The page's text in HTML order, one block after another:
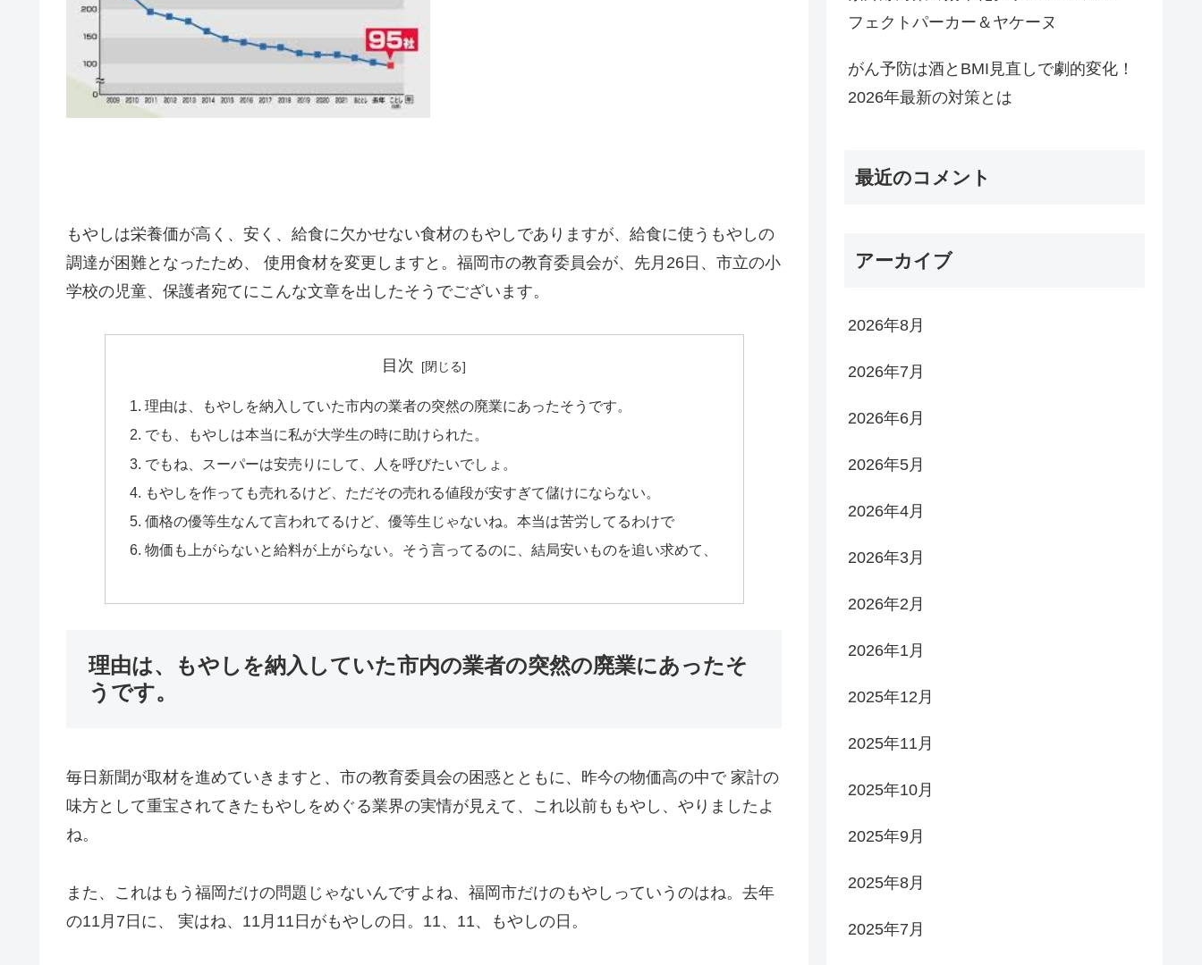
もやしは栄養価が高く、安く、給食に欠かせない食材のもやしでありますが、給食に使うもやしの
調達が困難となったため、 使用食材を変更しますと。福岡市の教育委員会が、先月26日、市立の小
学校の児童、保護者宛てにこんな文章を出したそうでございます。
目次
理由は、もやしを納入していた市内の業者の突然の廃業にあったそうです。
でも、もやしは本当に私が大学生の時に助けられた。
でもね、スーパーは安売りにして、人を呼びたいでしょ。
もやしを作っても売れるけど、ただその売れる値段が安すぎて儲けにならない。
価格の優等生なんて言われてるけど、優等生じゃないね。本当は苦労してるわけで
物価も上がらないと給料が上がらない。そう言ってるのに、結局安いものを追い求めて、
理由は、もやしを納入していた市内の業者の突然の廃業にあったそ
うです。
毎日新聞が取材を進めていきますと、市の教育委員会の困惑とともに、昨今の物価高の中で 家計の
味方として重宝されてきたもやしをめぐる業界の実情が見えて、これ以前ももやし、やりましたよ
ね。
また、これはもう福岡だけの問題じゃないんですよね、福岡市だけのもやしっていうのはね。去年
の11月7日に、 実はね、11月11日がもやしの日。11、11、もやしの日。
フェクトパーカー＆ヤケーヌ
がん予防は酒とBMI見直しで劇的変化！
2026年最新の対策とは
最近のコメント
アーカイブ
2026年8月
2026年7月
2026年6月
2026年5月
2026年4月
2026年3月
2026年2月
2026年1月
2025年12月
2025年11月
2025年10月
2025年9月
2025年8月
2025年7月